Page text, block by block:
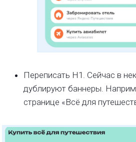
Переписать Н1. Сейчас в
дублируют баннеры.
странице «Всё для